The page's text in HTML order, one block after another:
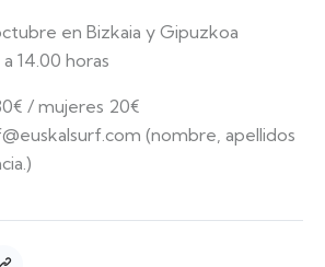
en Bizkaia y Gipuzkoa
14.00 horas
/ mujeres 20€
(nombre, apellidos